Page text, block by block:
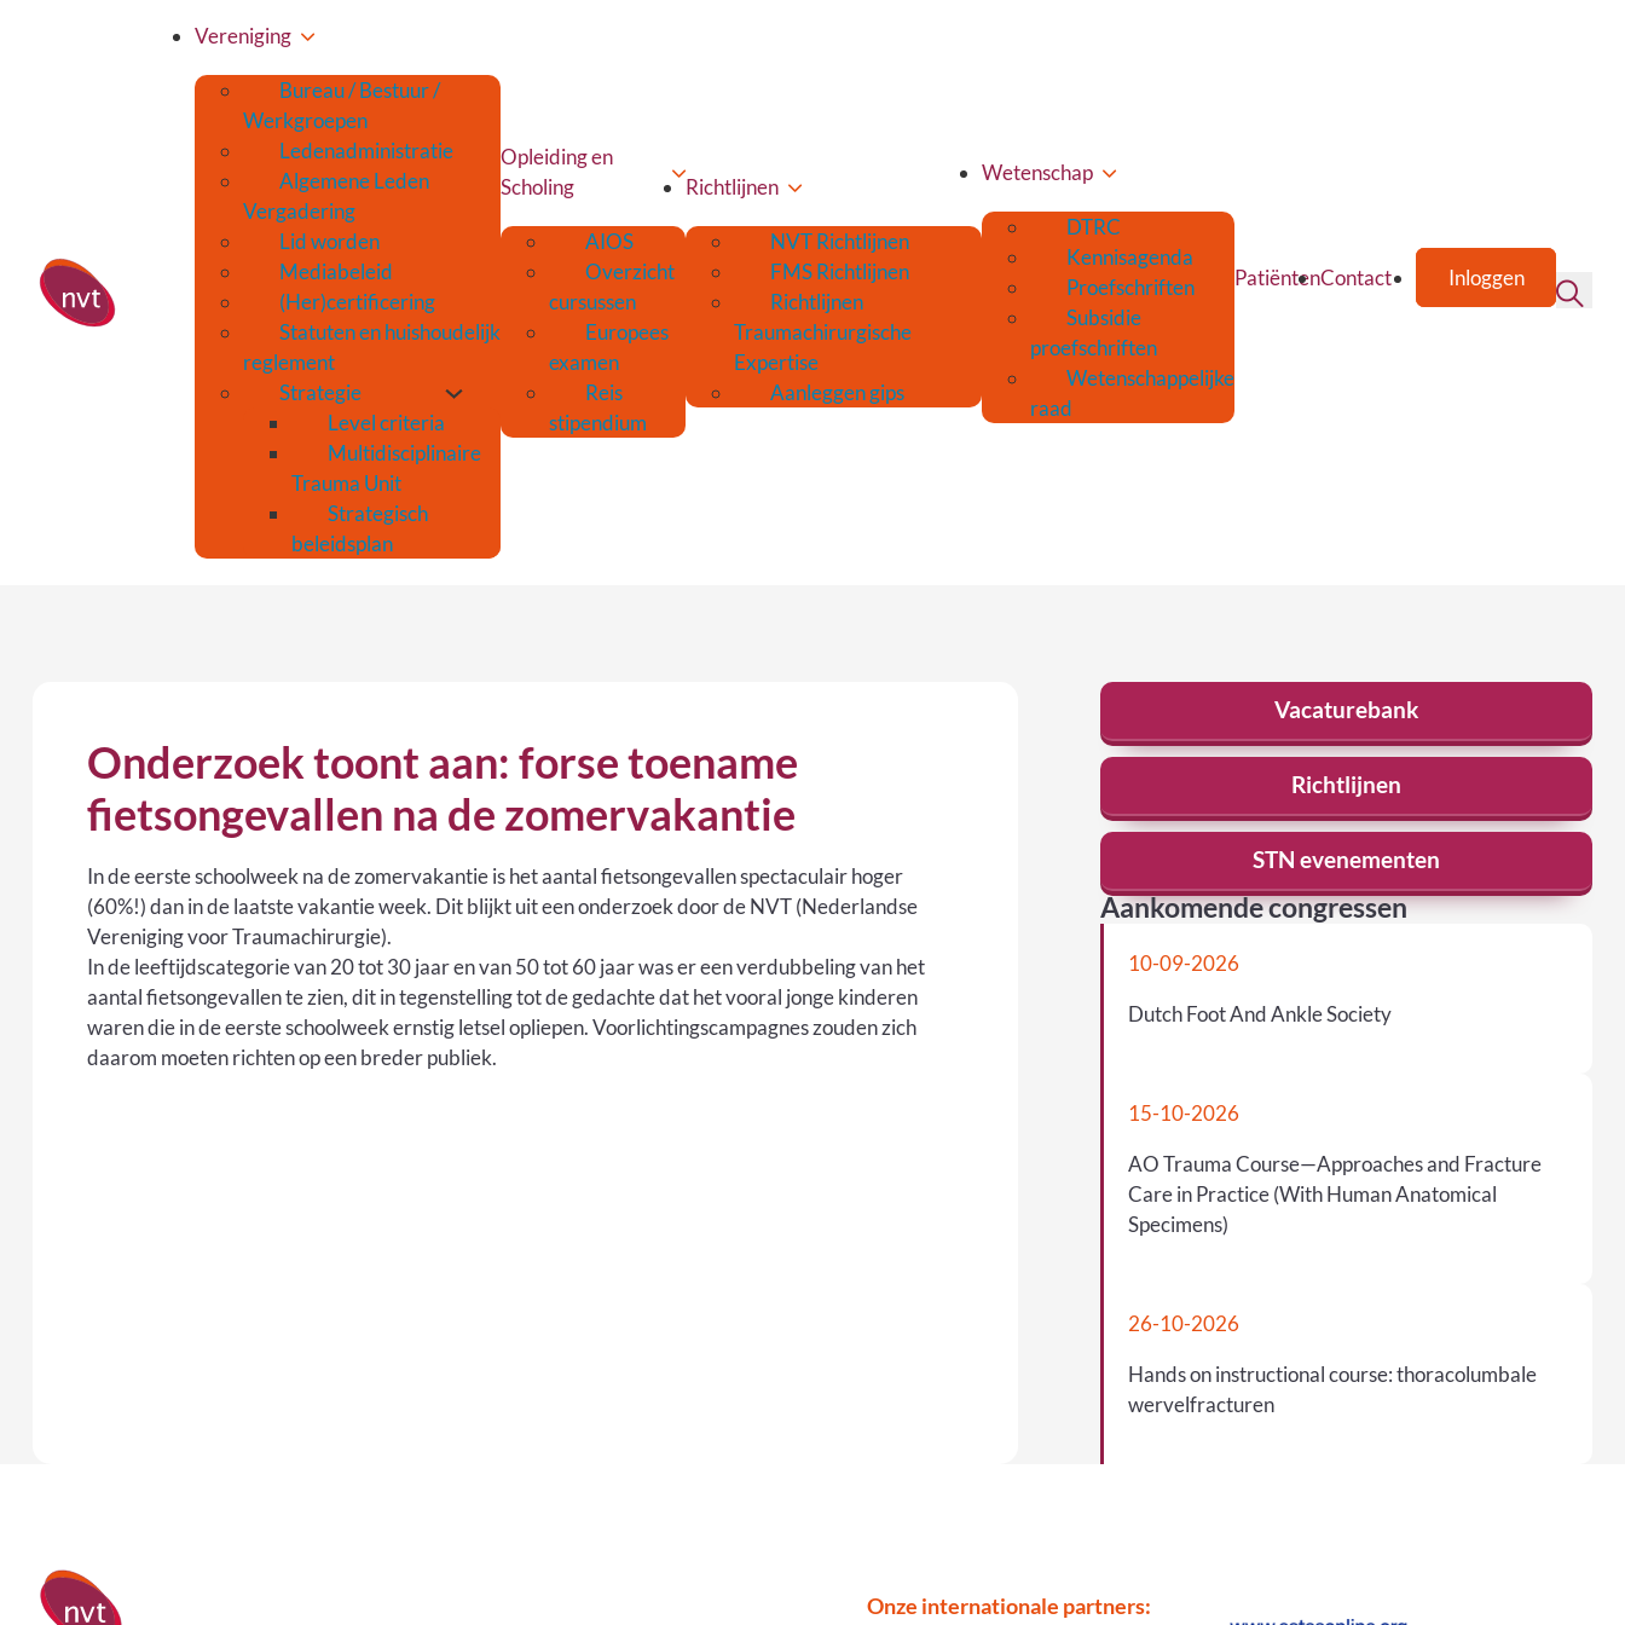
Vereniging
Bureau / Bestuur /
Werkgroepen
Ledenadministratie
Algemene Leden
Vergadering
Lid worden
Mediabeleid
(Her)certificering
Statuten en huishoudelijk
reglement
Strategie
Level criteria
Multidisciplinaire
Trauma Unit
Strategisch
beleidsplan
Opleiding en
Scholing
AIOS
Overzicht
cursussen
Europees
examen
Reis
stipendium
Richtlijnen
NVT Richtlijnen
FMS Richtlijnen
Richtlijnen
Traumachirurgische
Expertise
Aanleggen gips
Wetenschap
DTRC
Kennisagenda
Proefschriften
Subsidie
proefschriften
Wetenschappelijke
raad
PatiëntenContact Inloggen
Onderzoek toont aan: forse toename
fietsongevallen na de zomervakantie
In de eerste schoolweek na de zomervakantie is het aantal fietsongevallen spectaculair hoger
(60%!) dan in de laatste vakantie week. Dit blijkt uit een onderzoek door de NVT (Nederlandse
Vereniging voor Traumachirurgie).
In de leeftijdscategorie van 20 tot 30 jaar en van 50 tot 60 jaar was er een verdubbeling van het
aantal fietsongevallen te zien, dit in tegenstelling tot de gedachte dat het vooral jonge kinderen
waren die in de eerste schoolweek ernstig letsel opliepen. Voorlichtingscampagnes zouden zich
daarom moeten richten op een breder publiek.
Vacaturebank
Richtlijnen
STN evenementen
Aankomende congressen
10-09-2026
Dutch Foot And Ankle Society
15-10-2026
AO Trauma Course—Approaches and Fracture
Care in Practice (With Human Anatomical
Specimens)
26-10-2026
Hands on instructional course: thoracolumbale
wervelfracturen
Onze internationale partners: